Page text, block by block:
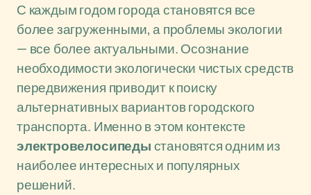
С каждым годом города становятся все
более загруженными, а проблемы экологии
— все более актуальными. Осознание
необходимости экологически чистых средств
передвижения приводит к поиску
альтернативных вариантов городского
транспорта. Именно в этом контексте
электровелосипедыстановятся одним из
наиболее интересных и популярных
решений.